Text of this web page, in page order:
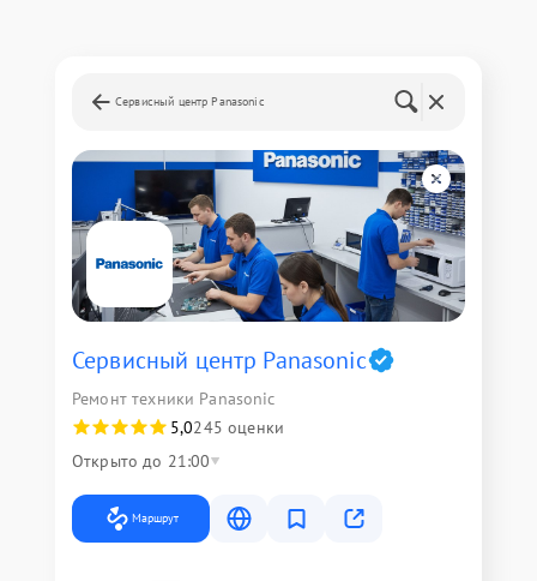
Сервисный центр Panasonic
Сервисный центр Panasonic
Ремонт техники Panasonic
5,0245 оценки
Открыто до 21:00
Маршрут